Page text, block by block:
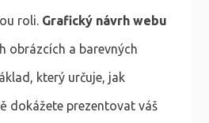
roli. Grafický návrh webu
obrázcích a barevných
který určuje, jak
dokážete prezentovat váš